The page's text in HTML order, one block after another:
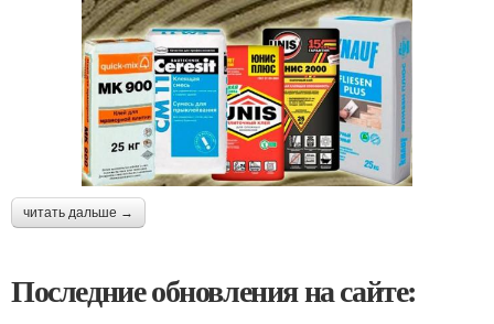
читать дальше →
Последние обновления на сайте: